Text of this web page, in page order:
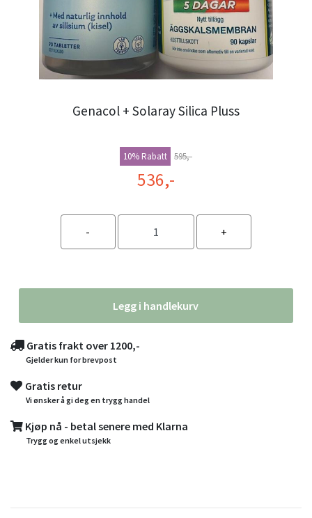
Genacol + Solaray Silica Pluss
10% Rabatt 595,-
536,-
Legg i handlekurv
Gratis frakt over 1200,-
Gjelder kun for brevpost
Gratis retur
Vi ønsker å gi deg en trygg handel
Kjøp nå - betal senere med Klarna
Trygg og enkel utsjekk